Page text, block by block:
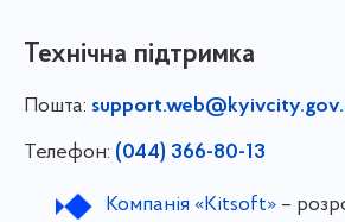
Технічна підтримка
Пошта:
Телефон: (044) 366-80-13
Компанія «Kitsoft»–